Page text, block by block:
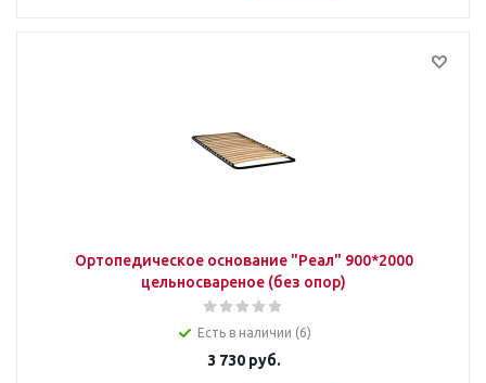
Ортопедическое основание "Реал" 900*2000
цельносвареное (без опор)
Есть в наличии (6)
3 730руб.